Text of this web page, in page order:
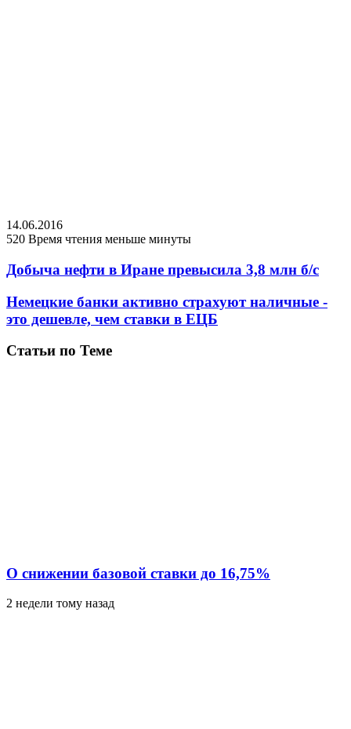
14.06.2016
520 Время чтения меньше минуты
Добыча нефти в Иране превысила 3,8 млн б/c
Немецкие банки активно страхуют наличные -
это дешевле, чем ставки в ЕЦБ
Статьи по Теме
О снижении базовой ставки до 16,75%
2 недели тому назад